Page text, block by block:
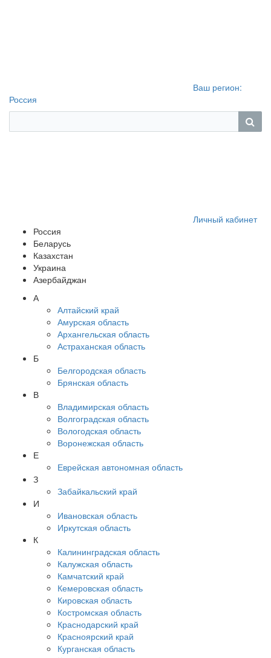
Ваш регион:
Россия
Личный кабинет
Россия
Беларусь
Казахстан
Украина
Азербайджан
А
Алтайский край
Амурская область
Архангельская область
Астраханская область
Б
Белгородская область
Брянская область
В
Владимирская область
Волгоградская область
Вологодская область
Воронежская область
Е
Еврейская автономная область
З
Забайкальский край
И
Ивановская область
Иркутская область
К
Калининградская область
Калужская область
Камчатский край
Кемеровская область
Кировская область
Костромская область
Краснодарский край
Красноярский край
Курганская область